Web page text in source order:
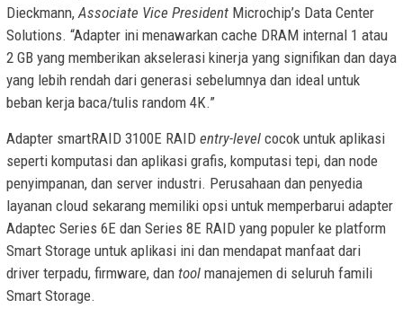
Dieckmann, Associate Vice President Microchip’s Data Center
Solutions. “Adapter ini menawarkan cache DRAM internal 1 atau
2 GB yang memberikan akselerasi kinerja yang signifikan dan daya
yang lebih rendah dari generasi sebelumnya dan ideal untuk
beban kerja baca/tulis random 4K.”
Adapter smartRAID 3100E RAID entry-level cocok untuk aplikasi
seperti komputasi dan aplikasi grafis, komputasi tepi, dan node
penyimpanan, dan server industri. Perusahaan dan penyedia
layanan cloud sekarang memiliki opsi untuk memperbarui adapter
Adaptec Series 6E dan Series 8E RAID yang populer ke platform
Smart Storage untuk aplikasi ini dan mendapat manfaat dari
driver terpadu, firmware, dan tool manajemen di seluruh famili
Smart Storage.